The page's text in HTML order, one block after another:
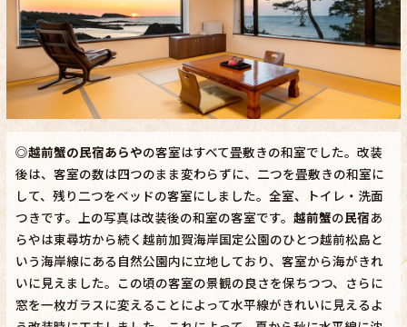
◎越前蟹の民宿あらやの客室はすべて畳敷きの和室でした。改装
後は、客室の数は四つのまま変わらずに、二つを畳敷きの和室に
して、残り二つをベッドの客室にしました。全室、トイレ・洗面
つきです。上の写真は改装後の和室の客室です。 越前蟹の民宿あ
らやは東尋坊から続く越前加賀海岸国定公園のひとつ越前松島と
いう海岸線にある自然公園内に立地しており、客室から海がきれ
いに見えました。この頃の客室の景観の良さを保ちつつ、さらに
窓を一枚ガラスに変えることによって水平線がきれいに見えるよ